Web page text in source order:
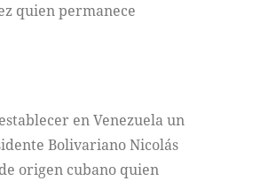
quien permanece
en Venezuela un
Bolivariano Nicolás
origen cubano quien